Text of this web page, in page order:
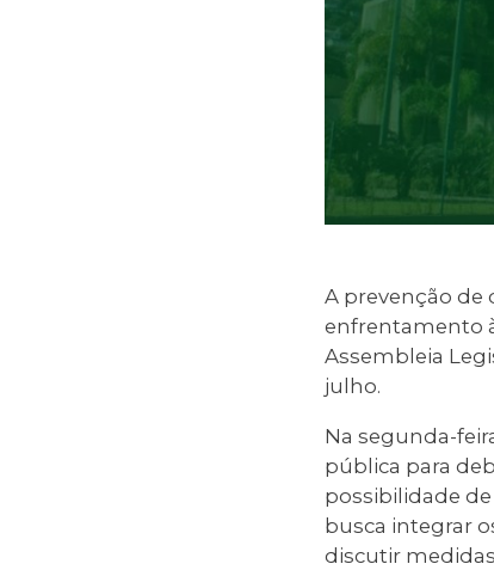
A prevenção de
enfrentamento
Assembleia
julho.
Na segunda-
pública para
possibilidade
busca integrar
discutir